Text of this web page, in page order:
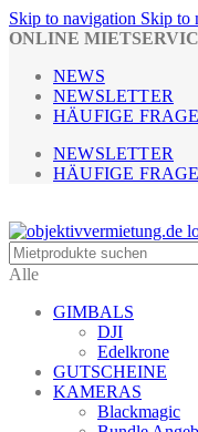
Skip to navigation Skip to
ONLINE
NEWS
NEWSLETTER
HÄUFIGE
NEWSLETTER
HÄUFIGE
Alle
GIMBALS
DJI
Edelkrone
GUTSCHEINE
KAMERAS
Blackmagic